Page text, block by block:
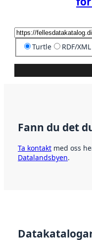
Turtle RDF/XML
Fann du det
Ta kontakt med oss
Datalandsbyen.